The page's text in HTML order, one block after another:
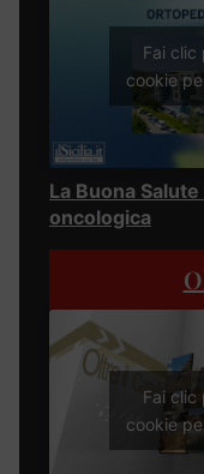
Fai clic
cookie
La Buona
oncologica
Fai clic
cookie